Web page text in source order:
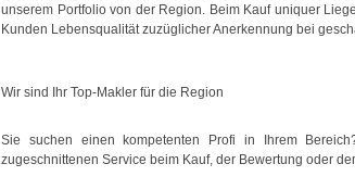
unserem Portfolio von der Region. Beim Kauf uniquer
Kunden Lebensqualität zuzüglicher Anerkennung bei
Wir sind Ihr Top-Makler für die Region
Sie suchen einen kompetenten Profi in Ihrem
zugeschnittenen Service beim Kauf, der Bewertung oder